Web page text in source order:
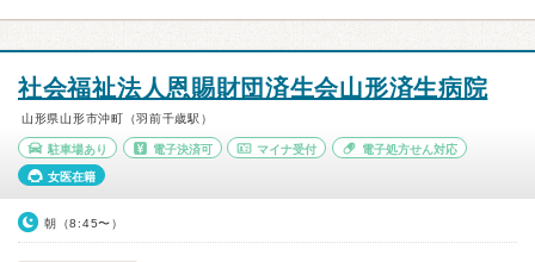
社会福祉法人恩賜財団済生会山形済生病院
山形県山形市沖町（羽前千歳駅）
駐車場あり 電子決済可 マイナ受付 電子処方せん対応
女医在籍
朝（8:45〜）